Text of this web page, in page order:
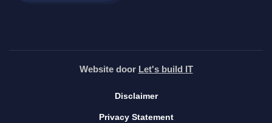
Website door Let's build IT
Disclaimer
Privacy Statement